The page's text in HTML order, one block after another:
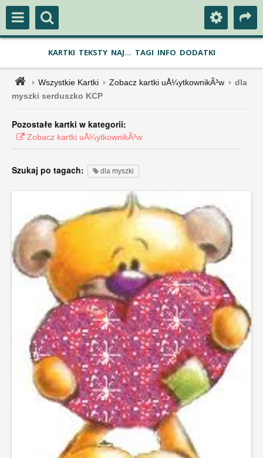
KARTKI TEKSTY NAJ... TAGI INFO DODATKI
Wszystkie Kartki Zobacz kartki uÅ¼ytkownikÃ³w
dla
myszki serduszko KCP
Pozostałe kartki w kategorii:
Zobacz kartki uÅ¼ytkownikÃ³w
Szukaj po tagach: dla myszki